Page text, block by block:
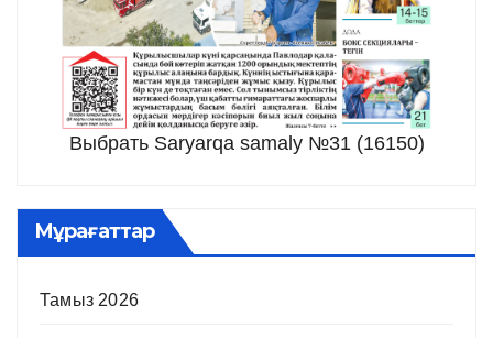
Выбрать Saryarqa samaly №31 (16150)
Мұрағаттар
Тамыз 2026